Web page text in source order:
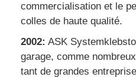
commercialisation et le
colles de haute qualité.
2002: ASK
garage, comme
tant de grandes